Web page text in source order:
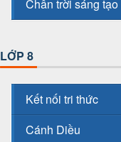
Chân trời sáng tạo
LỚP 8
Kết nối tri thức
Cánh Diều